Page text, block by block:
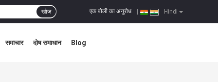
Hindi
एक बोली का अनुरोध
खोज
समाचार दोष समाधान Blog